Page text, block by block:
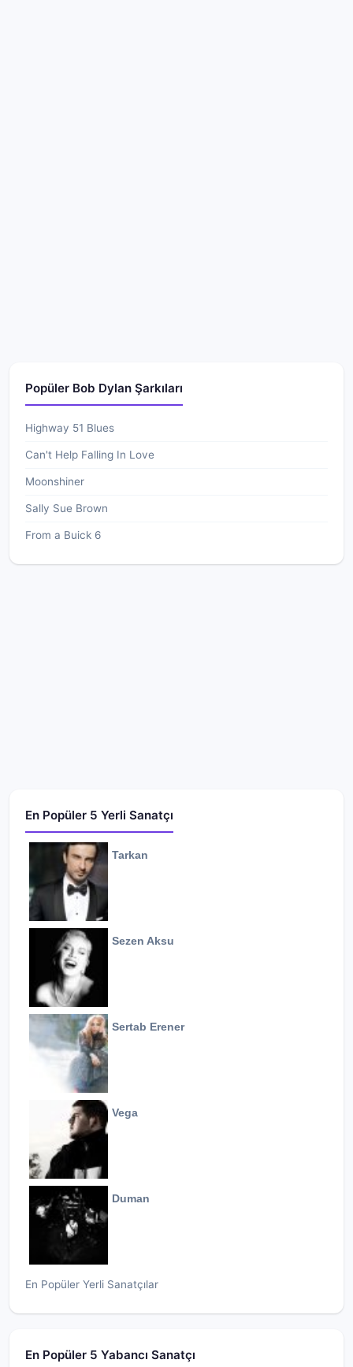
Popüler Bob Dylan Şarkıları
Highway 51 Blues
Can't Help Falling In Love
Moonshiner
Sally Sue Brown
From a Buick 6
En Popüler 5 Yerli Sanatçı
Tarkan
Sezen Aksu
Sertab Erener
Vega
Duman
En Popüler Yerli Sanatçılar
En Popüler 5 Yabancı Sanatçı